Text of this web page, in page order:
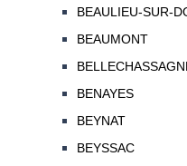
BEAULIEU-SUR-
BEAUMONT
BENAYES
BEYNAT
BEYSSAC